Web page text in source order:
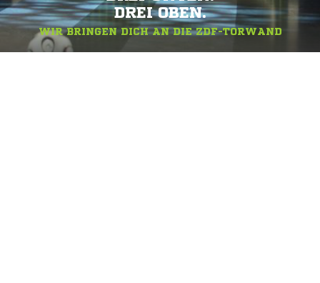
DREI OBEN.
WIR BRINGEN DICH AN DIE ZDF-TORWAND